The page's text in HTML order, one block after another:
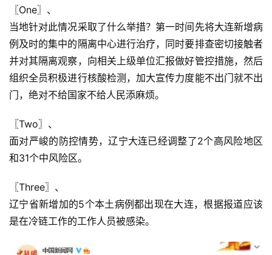
〖One〗、
当地针对此情况采取了什么举措？第一时间先将大连新增病
例及时的集中的隔离中心进行治疗，同时要排查密切接触者
并对其隔离观察，向相关上级单位汇报做好管控措施，然后
组织全员积极进行核酸检测，加大宣传力度能不出门就不出
门，绝对不给国家不给人民添麻烦。
〖Two〗、
面对严峻的防控情势，辽宁大连已经调整了2个高风险地区
和31个中风险区。
〖Three〗、
辽宁省新增加的5个本土病例都出现在大连，根据报道应该
是在冷链工作的工作人员被感染。